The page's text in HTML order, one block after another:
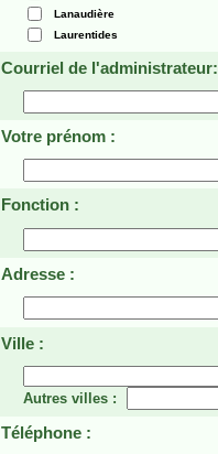
Lanaudière
Laurentides
Courriel de l'administrateur:
Votre prénom :
Fonction :
Adresse :
Ville :
Autres villes :
Téléphone :